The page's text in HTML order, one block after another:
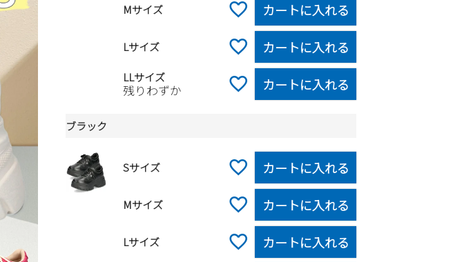
Mサイズ カートに入れる
Lサイズ カートに入れる
LLサイズ
残りわずか カートに入れる
ブラック
Sサイズ カートに入れる
Mサイズ カートに入れる
Lサイズ カートに入れる